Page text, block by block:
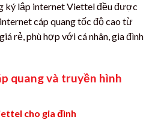
ký lắp internet Viettel đều được
cáp quang tốc độ cao từ
rẻ, phù hợp với cá nhân, gia đình
quang và truyền hình
cho gia đình